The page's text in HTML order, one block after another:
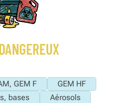
GEM F
GEM HF
bases
Aérosols